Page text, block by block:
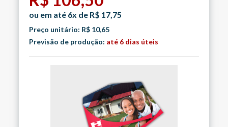
ou em até 6x de R$ 17,75
Preço unitário: R$ 10,65
Previsão de produção: até 6 dias úteis